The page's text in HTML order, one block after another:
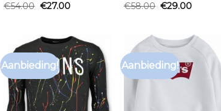
€54.00 €27.00
€58.00 €29.00
Aanbieding! Aanbieding!